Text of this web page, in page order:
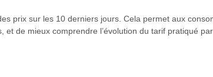
prix sur les 10 derniers jours. Cela permet aux
de mieux comprendre l’évolution du tarif pratiqué